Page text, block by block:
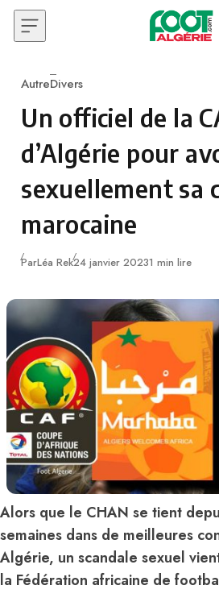
Skip to content
Category
AutreDivers
Un officiel de la
d’Algérie pour
sexuellement sa
marocaine
ParLéa RekPublié
24 janvier 20231 min lire
Alors que le CHAN se tient
semaines dans de meilleures
Algérie, un scandale sexuel
la Fédération africaine de